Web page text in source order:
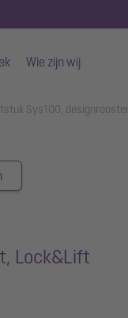
Wie zijn wij
Sys100,
Lock&Lift